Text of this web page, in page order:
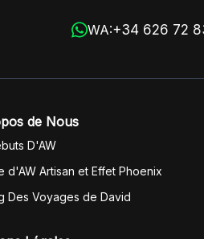
WA:+34 626 72
de Nous
D'AW
d'AW Artisan et Effet Phoenix
Des Voyages de David